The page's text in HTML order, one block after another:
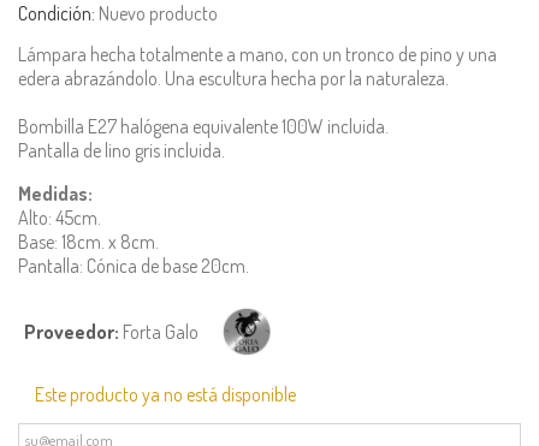
Condición: Nuevo producto
Lámpara hecha totalmente a mano, con un tronco de pino y una
edera abrazándolo. Una escultura hecha por la naturaleza.
Bombilla E27 halógena equivalente 100W incluida.
Pantalla de lino gris incluida.
Medidas:
Alto: 45cm.
Base: 18cm. x 8cm.
Pantalla: Cónica de base 20cm.
Proveedor: Forta Galo
Este producto ya no está disponible